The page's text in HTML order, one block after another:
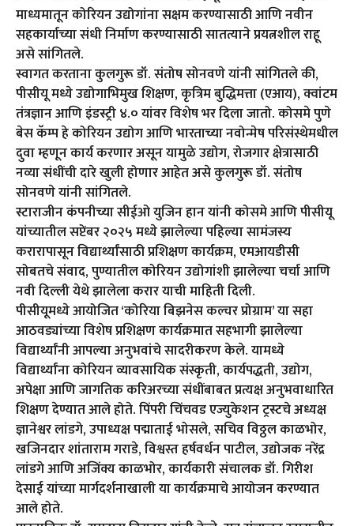
माध्यमातून कोरियन उद्योगांना सक्षम करण्यासाठी आणि नवीन
सहकार्याच्या संधी निर्माण करण्यासाठी सातत्याने प्रयत्नशील राहू
असे सांगितले.
स्वागत करताना कुलगुरू डॉ. संतोष सोनवणे यांनी सांगितले की,
पीसीयू मध्ये उद्योगाभिमुख शिक्षण, कृत्रिम बुद्धिमत्ता (एआय), क्वांटम
तंत्रज्ञान आणि इंडस्ट्री ४.० यांवर विशेष भर दिला जातो. कोसमे पुणे
बेस कॅम्प हे कोरियन उद्योग आणि भारताच्या नवोन्मेष परिसंस्थेमधील
दुवा म्हणून कार्य करणार असून यामुळे उद्योग, रोजगार क्षेत्रासाठी
नव्या संधींची दारे खुली होणार आहेत असे कुलगुरू डॉ. संतोष
सोनवणे यांनी सांगितले.
स्टाराजीन कंपनीच्या सीईओ युजिन हान यांनी कोसमे आणि पीसीयू
यांच्यातील सप्टेंबर २०२५ मध्ये झालेल्या पहिल्या सामंजस्य
करारापासून विद्यार्थ्यांसाठी प्रशिक्षण कार्यक्रम, एमआयडीसी
सोबतचे संवाद, पुण्यातील कोरियन उद्योगांशी झालेल्या चर्चा आणि
नवी दिल्ली येथे झालेला करार याची माहिती दिली.
पीसीयूमध्ये आयोजित ‘कोरिया बिझनेस कल्चर प्रोग्राम’ या सहा
आठवड्यांच्या विशेष प्रशिक्षण कार्यक्रमात सहभागी झालेल्या
विद्यार्थ्यांनी आपल्या अनुभवांचे सादरीकरण केले. यामध्ये
विद्यार्थ्यांना कोरियन व्यावसायिक संस्कृती, कार्यपद्धती, उद्योग,
अपेक्षा आणि जागतिक करिअरच्या संधींबाबत प्रत्यक्ष अनुभवाधारित
शिक्षण देण्यात आले होते. पिंपरी चिंचवड एज्युकेशन ट्रस्टचे अध्यक्ष
ज्ञानेश्वर लांडगे, उपाध्यक्ष पद्माताई भोसले, सचिव विठ्ठल काळभोर,
खजिनदार शांताराम गराडे, विश्वस्त हर्षवर्धन पाटील, उद्योजक नरेंद्र
लांडगे आणि अजिंक्य काळभोर, कार्यकारी संचालक डॉ. गिरीश
देसाई यांच्या मार्गदर्शनाखाली या कार्यक्रमाचे आयोजन करण्यात
आले होते.